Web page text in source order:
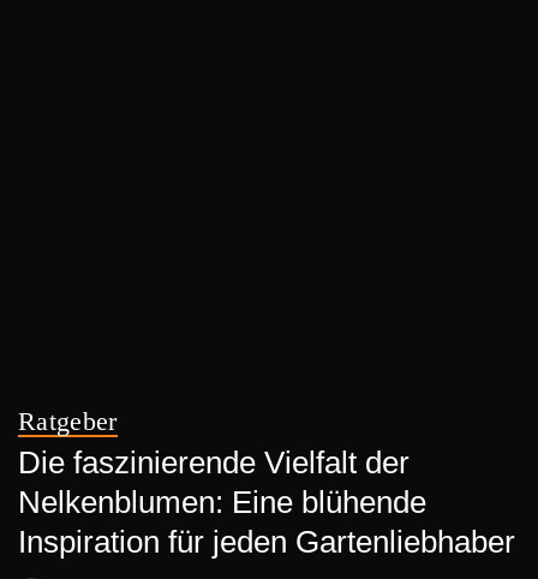
Ratgeber
Die faszinierende Vielfalt der
Nelkenblumen: Eine blühende
Inspiration für jeden Gartenliebhaber